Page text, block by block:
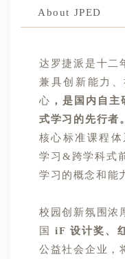
About JPED
达罗捷派是十二
兼具创新能力
心 ，是国内自
式学习的先行者。
核心标准课程
学习&跨学科式
学习的概念和能
校园创新氛围浓
国 iF 设计奖、
公益社会企业，